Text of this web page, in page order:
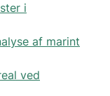
i
af marint
ved